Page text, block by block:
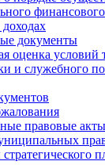
документы
оценка условий
и служебного
правовые акты